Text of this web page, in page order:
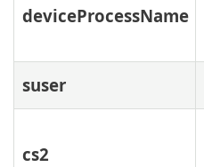
deviceProcessName
suser
cs2